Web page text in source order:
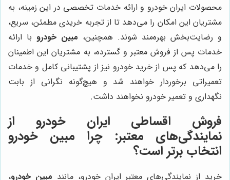
محصولات ایران خودرو و ارائه خدمات تخصصی در این زمینه، به
مشتریان این امکان را می‌دهد تا از تجربه خریدی مطمئن، سریع،
و رضایت‌بخش بهره‌مند شوند. همچنین، مبین خودرو با ارائه
خدمات پس از فروش معتبر و گسترده، به مشتریان این اطمینان
را می‌دهد که پس از خرید خودرو نیز از پشتیبانی کامل و خدمات
تعمیراتی برخوردار خواهند شد و هیچ‌گونه نگرانی از بابت
نگهداری و تعمیر خودرو نخواهند داشت.
فروش اقساطی ایران خودرو از
نمایندگی‌های معتبر: چرا مبین خودرو
انتخاب برتر است؟
خرید از نمایندگی‌های معتبر ایران خودرو، مانند مبین خودرو،